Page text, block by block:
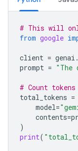
# This will
from google
client = genai .
prompt = "The
# Count
total_tokens =
model=
contents=
)
print(